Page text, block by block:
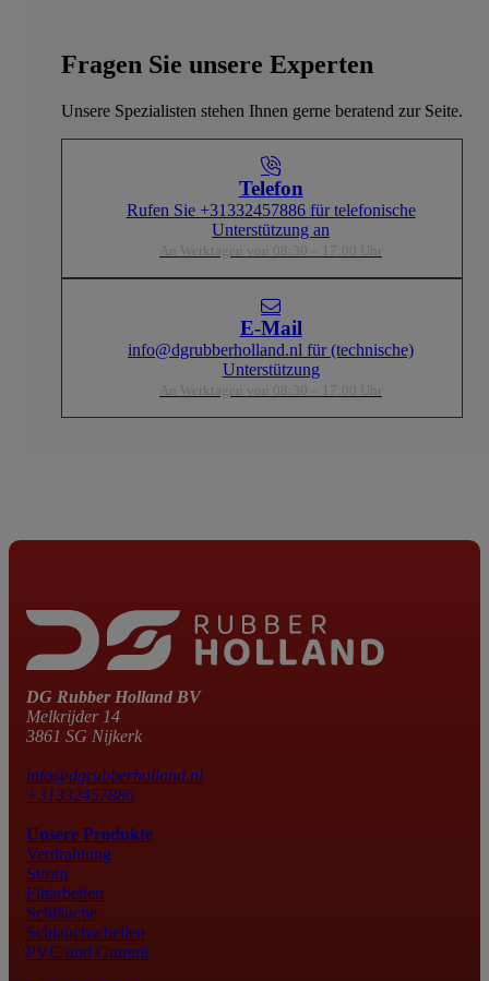
Fragen Sie unsere Experten
Unsere Spezialisten stehen Ihnen gerne beratend zur Seite.
Telefon
Rufen Sie +31332457886 für telefonische
Unterstützung an
An Werktagen von 08:30 – 17:00 Uhr
E-Mail
info@dgrubberholland.nl für (technische)
Unterstützung
An Werktagen von 08:30 – 17:00 Uhr
DG Rubber Holland BV
Melkrijder 14
3861 SG Nijkerk
info@dgrubberholland.nl
+31332457886
Unsere Produkte
Verdrahtung
Strom
Fittarbeiten
Schläuche
Schlauchschellen
PVC und Gummi